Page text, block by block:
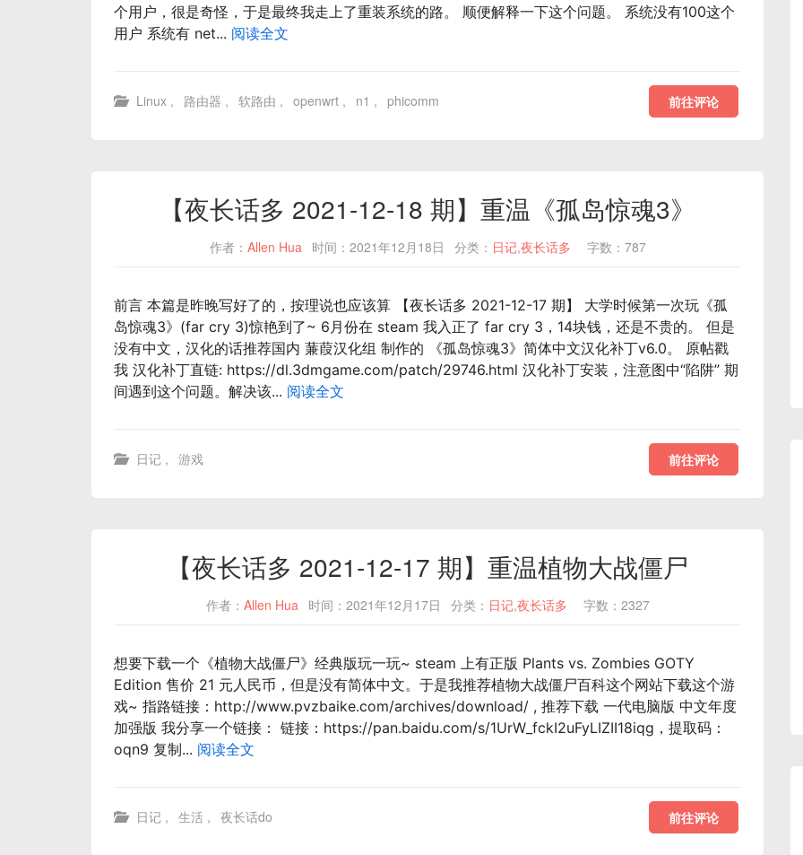
个用户，很是奇怪，于是最终我走上了重装系统的路。 顺便解释一下这个问题。 系统没有100这个
用户 系统有 net... 阅读全文
Linux , 路由器 , 软路由 , openwrt , n1 , phicomm 前往评论
【夜长话多 2021-12-18 期】重温《孤岛惊魂3》
作者： Allen Hua 时间：2021年12月18日 分类： 日记,夜长话多 字数：787
前言 本篇是昨晚写好了的，按理说也应该算 【夜长话多 2021-12-17 期】 大学时候第一次玩《孤
岛惊魂3》(far cry 3)惊艳到了~ 6月份在 steam 我入正了 far cry 3，14块钱，还是不贵的。 但是
没有中文，汉化的话推荐国内 蒹葭汉化组 制作的 《孤岛惊魂3》简体中文汉化补丁v6.0。 原帖戳
我 汉化补丁直链: https://dl.3dmgame.com/patch/29746.html 汉化补丁安装，注意图中“陷阱” 期
间遇到这个问题。解决该... 阅读全文
日记 , 游戏 前往评论
【夜长话多 2021-12-17 期】重温植物大战僵尸
作者： Allen Hua 时间：2021年12月17日 分类： 日记,夜长话多 字数：2327
想要下载一个《植物大战僵尸》经典版玩一玩~ steam 上有正版 Plants vs. Zombies GOTY
Edition 售价 21 元人民币，但是没有简体中文。于是我推荐植物大战僵尸百科这个网站下载这个游
戏~ 指路链接：http://www.pvzbaike.com/archives/download/ , 推荐下载 一代电脑版 中文年度
加强版 我分享一个链接： 链接：https://pan.baidu.com/s/1UrW_fckI2uFyLIZII18iqg，提取码：
oqn9 复制... 阅读全文
日记 , 生活 , 夜长话do 前往评论